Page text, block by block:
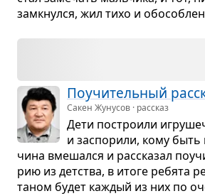
замкнулся, жил тихо и
Поучи­тель­ный
Сакен Жунусов · рассказ
Дети постро­или
и заспо­рили, кому
чина вме­шался и рас­ска­зал
рию из дет­ства, в итоге ребята
та­ном будет каж­дый из них по